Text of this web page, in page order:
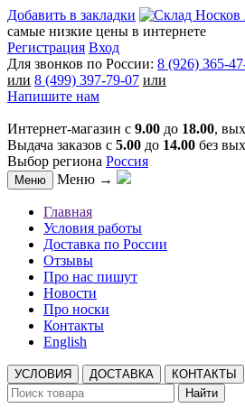
Добавить в закладки
самые низкие цены в интернете
Регистрация Вход
Для звонков по России: 8 (926) 365-
или 8 (499) 397-79-07 или
Напишите нам
Интернет-магазин с 9.00 до 18.00,
Выдача заказов с 5.00 до 14.00 без
Выбор региона Россия
Меню Меню →
Главная
Условия работы
Доставка по России
Отзывы
Про нас пишут
Новости
Про носки
Контакты
English
УСЛОВИЯ ДОСТАВКА
КОНТАКТЫ
Найти